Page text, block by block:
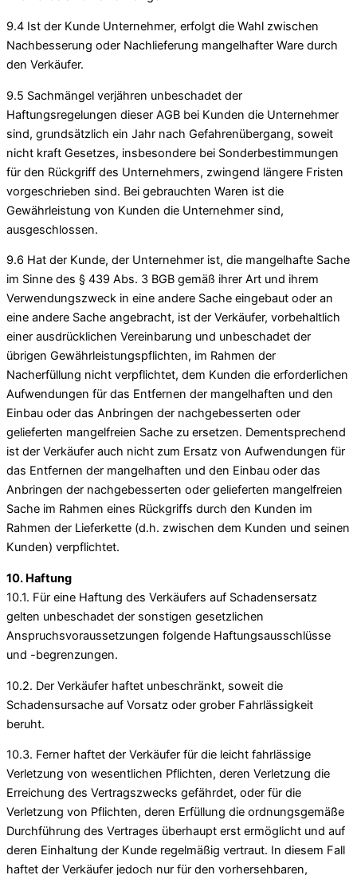
9.4 Ist der Kunde Unternehmer, erfolgt die Wahl zwischen
Nachbesserung oder Nachlieferung mangelhafter Ware durch
den Verkäufer.
9.5 Sachmängel verjähren unbeschadet der
Haftungsregelungen dieser AGB bei Kunden die Unternehmer
sind, grundsätzlich ein Jahr nach Gefahrenübergang, soweit
nicht kraft Gesetzes, insbesondere bei Sonderbestimmungen
für den Rückgriff des Unternehmers, zwingend längere Fristen
vorgeschrieben sind. Bei gebrauchten Waren ist die
Gewährleistung von Kunden die Unternehmer sind,
ausgeschlossen.
9.6 Hat der Kunde, der Unternehmer ist, die mangelhafte Sache
im Sinne des § 439 Abs. 3 BGB gemäß ihrer Art und ihrem
Verwendungszweck in eine andere Sache eingebaut oder an
eine andere Sache angebracht, ist der Verkäufer, vorbehaltlich
einer ausdrücklichen Vereinbarung und unbeschadet der
übrigen Gewährleistungspflichten, im Rahmen der
Nacherfüllung nicht verpflichtet, dem Kunden die erforderlichen
Aufwendungen für das Entfernen der mangelhaften und den
Einbau oder das Anbringen der nachgebesserten oder
gelieferten mangelfreien Sache zu ersetzen. Dementsprechend
ist der Verkäufer auch nicht zum Ersatz von Aufwendungen für
das Entfernen der mangelhaften und den Einbau oder das
Anbringen der nachgebesserten oder gelieferten mangelfreien
Sache im Rahmen eines Rückgriffs durch den Kunden im
Rahmen der Lieferkette (d.h. zwischen dem Kunden und seinen
Kunden) verpflichtet.
10. Haftung
10.1. Für eine Haftung des Verkäufers auf Schadensersatz
gelten unbeschadet der sonstigen gesetzlichen
Anspruchsvoraussetzungen folgende Haftungsausschlüsse
und -begrenzungen.
10.2. Der Verkäufer haftet unbeschränkt, soweit die
Schadensursache auf Vorsatz oder grober Fahrlässigkeit
beruht.
10.3. Ferner haftet der Verkäufer für die leicht fahrlässige
Verletzung von wesentlichen Pflichten, deren Verletzung die
Erreichung des Vertragszwecks gefährdet, oder für die
Verletzung von Pflichten, deren Erfüllung die ordnungsgemäße
Durchführung des Vertrages überhaupt erst ermöglicht und auf
deren Einhaltung der Kunde regelmäßig vertraut. In diesem Fall
haftet der Verkäufer jedoch nur für den vorhersehbaren,